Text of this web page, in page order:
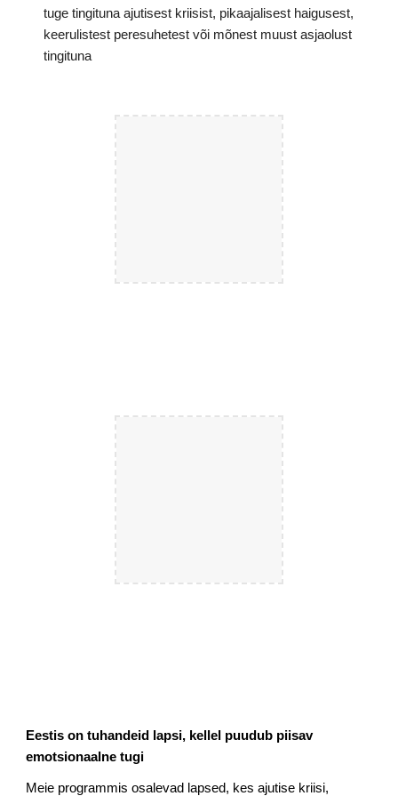
tuge tingituna ajutisest kriisist, pikaajalisest haigusest,
keerulistest peresuhetest või mõnest muust asjaolust
tingituna
Eestis on tuhandeid lapsi, kellel puudub piisav
emotsionaalne tugi
Meie programmis osalevad lapsed, kes ajutise kriisi,